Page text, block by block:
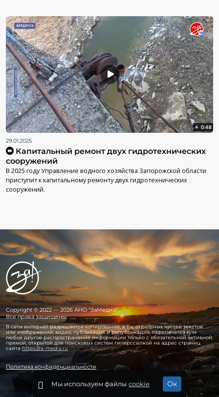
Мы используем файлы cookie Ок
29.01.2025
Капитальный ремонт двух гидротехнических
сооружений
В 2025 году Управление водного хозяйства Запорожской области
приступит к капитальному ремонту двух гидротехнических
сооружений.
Copyright © 2022 — 2026 АНО “ЗаМедиа”.
Все права защищены.
В сети интернет разрешается копирование, в т.ч. отдельных частей текстов
или изображений, видео, публикация и републикация, перепечатка или
любое другое распространение информации только с обязательной активной,
прямой, открытой для поисковых систем гиперссылкой на адрес страниц
сайта https://za-media.ru
Политика конфиденциальности